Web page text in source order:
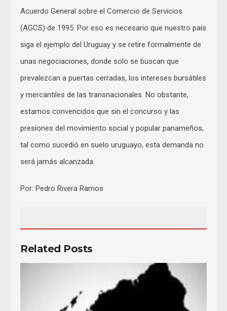
Acuerdo General sobre el Comercio de Servicios
(AGCS) de 1995. Por eso es necesario que nuestro país
siga el ejemplo del Uruguay y se retire formalmente de
unas negociaciones, donde solo se buscan que
prevalezcan a puertas cerradas, los intereses bursátiles
y mercantiles de las transnacionales. No obstante,
estamos convencidos que sin el concurso y las
presiones del movimiento social y popular panameños,
tal como sucedió en suelo uruguayo, esta demanda no
será jamás alcanzada.
Por: Pedro Rivera Ramos
Related Posts